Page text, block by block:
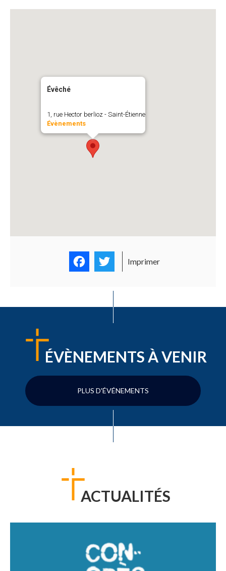
Évêché
1, rue Hector berlioz - Saint-Étienne
Évènements
FacebookTwitter
Imprimer
ÉVÈNEMENTS À VENIR
PLUS D'ÉVÉNEMENTS
ACTUALITÉS